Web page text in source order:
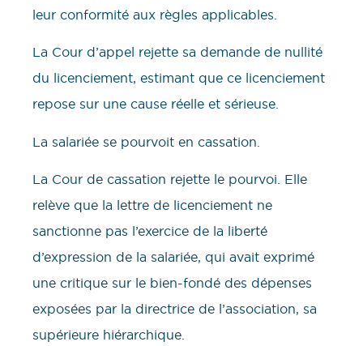
leur conformité aux règles applicables.
La Cour d’appel rejette sa demande de nullité
du licenciement, estimant que ce licenciement
repose sur une cause réelle et sérieuse.
La salariée se pourvoit en cassation.
La Cour de cassation rejette le pourvoi. Elle
relève que la lettre de licenciement ne
sanctionne pas l’exercice de la liberté
d’expression de la salariée, qui avait exprimé
une critique sur le bien-fondé des dépenses
exposées par la directrice de l’association, sa
supérieure hiérarchique.